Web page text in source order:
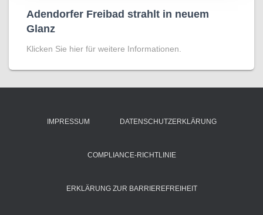
Adendorfer Freibad strahlt in neuem
Glanz
Klicken Sie hier für weitere Informationen.
IMPRESSUM DATENSCHUTZERKLÄRUNG
COMPLIANCE-RICHTLINIE
ERKLÄRUNG ZUR BARRIEREFREIHEIT